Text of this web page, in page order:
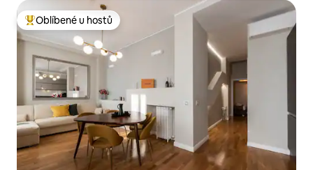
Nejlepší v kategorii Oblíbené u hostů
Oblíbené u hostů